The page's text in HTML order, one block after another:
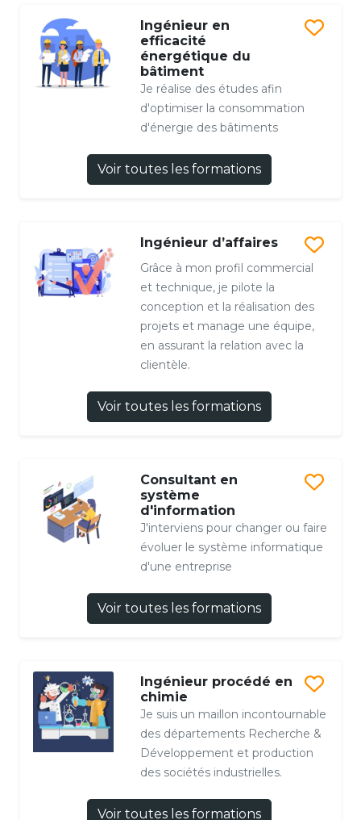
Ingénieur en
efficacité
énergétique du
bâtiment
Je réalise des études afin
d'optimiser la consommation
d'énergie des bâtiments
Voir toutes les formations
Ingénieur d’affaires
Grâce à mon profil commercial
et technique, je pilote la
conception et la réalisation des
projets et manage une équipe,
en assurant la relation avec la
clientèle.
Voir toutes les formations
Consultant en
système
d'information
J'interviens pour changer ou faire
évoluer le système informatique
d'une entreprise
Voir toutes les formations
Ingénieur procédé en
chimie
Je suis un maillon incontournable
des départements Recherche &
Développement et production
des sociétés industrielles.
Voir toutes les formations